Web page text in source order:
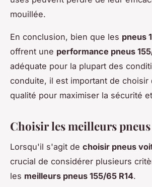
mouillée.
En conclusion, bien que les pneus
offrent une performance pneus
adéquate pour la plupart des
conduite, il est important de choisir
qualité pour maximiser la sécurité
Choisir les meilleurs pneus
Lorsqu'il s'agit de choisir pneus
crucial de considérer plusieurs
les meilleurs pneus 155/65 R14.